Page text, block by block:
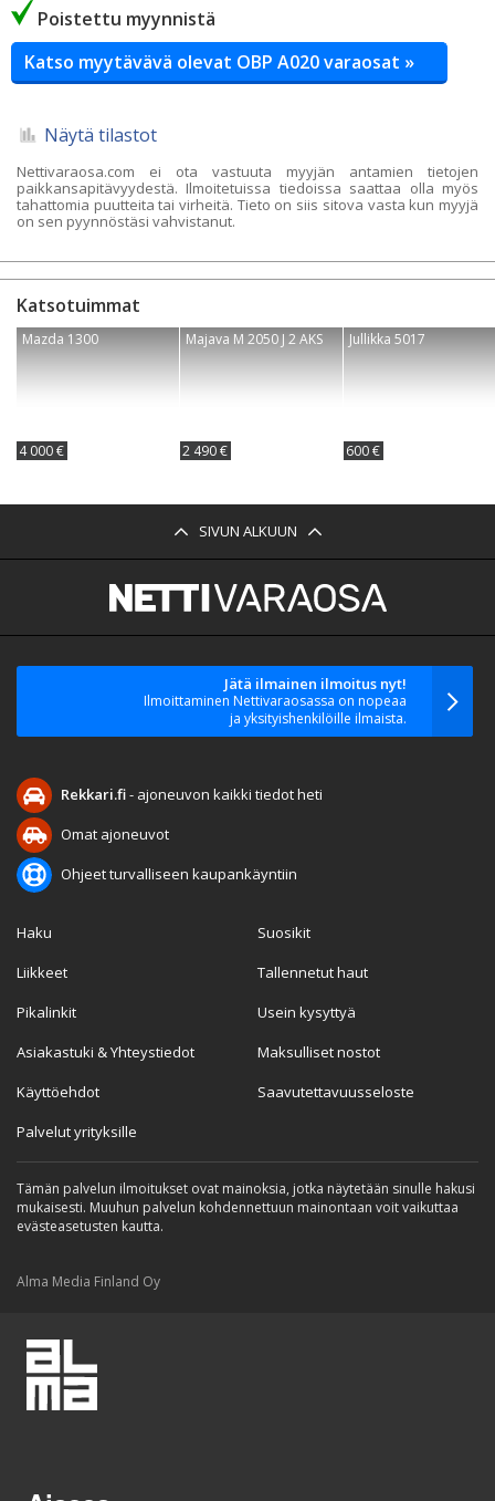
Poistettu myynnistä
Katso myytävävä olevat OBP A020 varaosat »
Näytä tilastot
Nettivaraosa.com ei ota vastuuta myyjän antamien tietojen
paikkansapitävyydestä. Ilmoitetuissa tiedoissa saattaa olla myös
tahattomia puutteita tai virheitä. Tieto on siis sitova vasta kun myyjä
on sen pyynnöstäsi vahvistanut.
Katsotuimmat
Mazda 1300
4 000 €
Majava M 2050 J 2 AKS
2 490 €
Jullikka 5017
600 €
SIVUN ALKUUN
Jätä ilmainen ilmoitus nyt!
Ilmoittaminen Nettivaraosassa on nopeaa
ja yksityishenkilöille ilmaista.
Rekkari.fi- ajoneuvon kaikki tiedot heti
Omat ajoneuvot
Ohjeet turvalliseen kaupankäyntiin
Haku
Liikkeet
Pikalinkit
Asiakastuki & Yhteystiedot
Käyttöehdot
Palvelut yrityksille
Suosikit
Tallennetut haut
Usein kysyttyä
Maksulliset nostot
Saavutettavuusseloste
Tämän palvelun ilmoitukset ovat mainoksia, jotka näytetään sinulle hakusi
mukaisesti. Muuhun palvelun kohdennettuun mainontaan voit vaikuttaa
evästeasetusten kautta.
Alma Media Finland Oy